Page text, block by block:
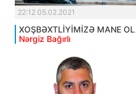
22:12 05.02.2021
XOŞBƏXTLİYİMİZƏ MANE
Nərgiz Bağırlı